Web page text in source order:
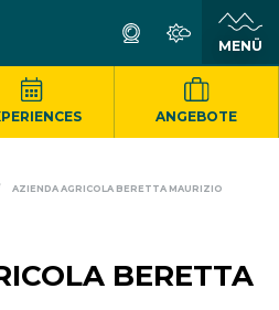
ANGEBOTE
AZIENDA AGRICOLA BERETTA MAURIZIO
BERETTA